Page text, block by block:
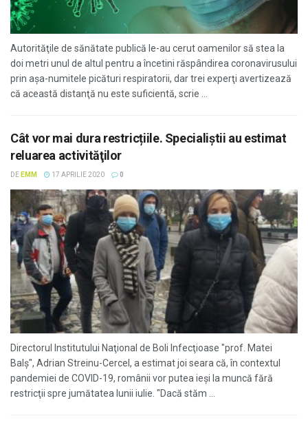
Autorităţile de sănătate publică le-au cerut oamenilor să stea la
doi metri unul de altul pentru a încetini răspândirea coronavirusului
prin aşa-numitele picături respiratorii, dar trei experţi avertizează
că această distanţă nu este suficientă, scrie ...
Cât vor mai dura restricțiile. Specialiștii au estimat
reluarea activităţilor
DE EMM 17 APRILIE 2020 0
Directorul Institutului Naţional de Boli Infecţioase "prof. Matei
Balş", Adrian Streinu-Cercel, a estimat joi seara că, în contextul
pandemiei de COVID-19, românii vor putea ieşi la muncă fără
restricţii spre jumătatea lunii iulie. "Dacă stăm ...